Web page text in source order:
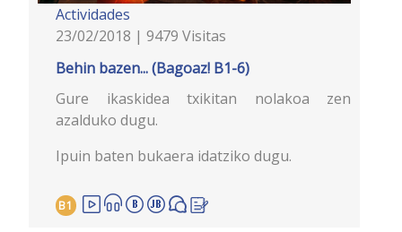
Actividades
23/02/2018 | 9479 Visitas
Behin bazen... (Bagoaz! B1-6)
Gure ikaskidea txikitan nolakoa zen
azalduko dugu.
Ipuin baten bukaera idatziko dugu.
B1